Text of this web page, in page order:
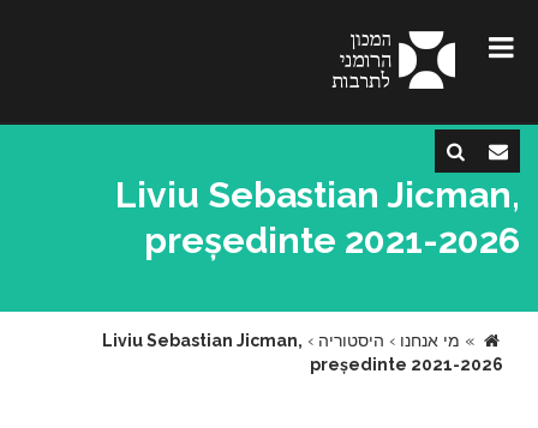
Liviu Sebastian Jicman,
președinte 2021-2026
» מי אנחנו › היסטוריה ›
Liviu Sebastian Jicman,
președinte 2021-2026